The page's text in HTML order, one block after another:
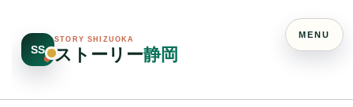
SS
STORY SHIZUOKA
ストーリー静岡
MENU